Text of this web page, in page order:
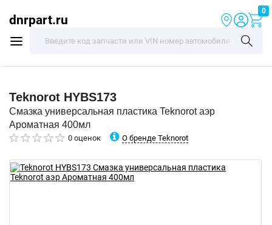
dnrpart.ru
0
Teknorot HYBS173
Смазка универсальная пластика Teknorot аэр
Ароматная 400мл
0 оценок О бренде Teknorot